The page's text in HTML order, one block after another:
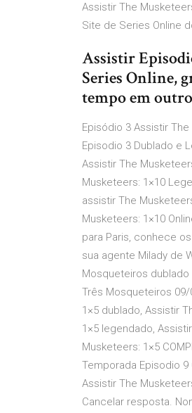
Assistir The
Site de Series Online
Assistir
Series Online,
tempo em
Episódio 3 Assistir
Episodio 3 Dublado e
Assistir The
Musketeers: 1×10
assistir The
Musketeers: 1×10
para Paris, conhece
sua agente Milady de
Mosqueteiros dublado
Três Mosqueteiros 09/
1×5 dublado, Assistir
1×5 legendado,
Musketeers: 1×5
Temporada Episodio
Assistir The
Cancelar resposta.